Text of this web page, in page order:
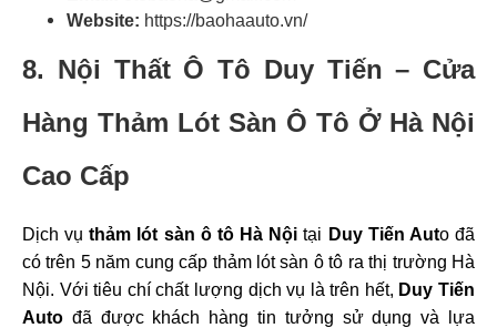
Website: https://baohaauto.vn/
8. Nội Thất Ô Tô Duy Tiến – Cửa
Hàng Thảm Lót Sàn Ô Tô Ở Hà Nội
Cao Cấp
Dịch vụthảm lót sàn ô tô Hà Nội tại Duy Tiến Auto đã
có trên 5 năm cung cấp thảm lót sàn ô tô ra thị trường Hà
Nội. Với tiêu chí chất lượng dịch vụ là trên hết, Duy Tiến
Auto đã được khách hàng tin tưởng sử dụng và lựa